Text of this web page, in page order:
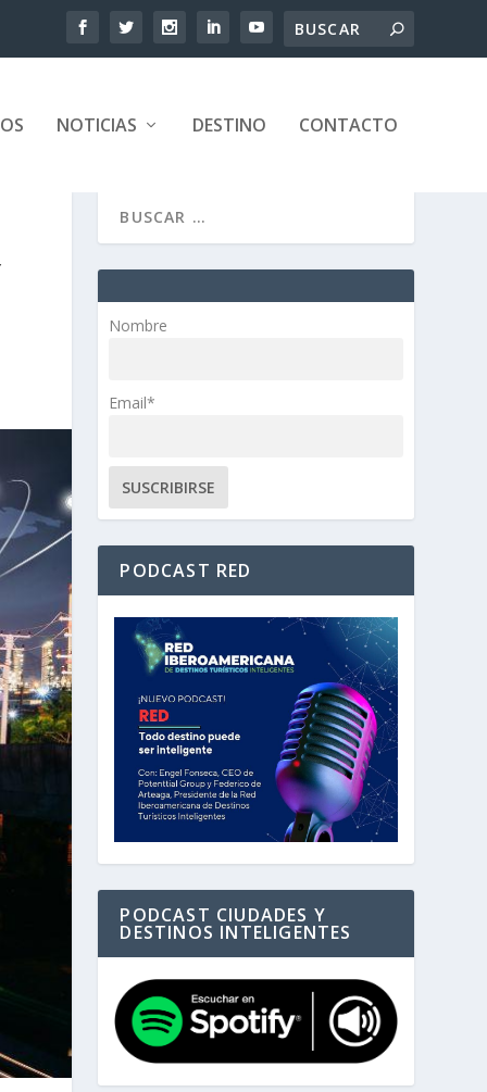
NOTICIAS DESTINO CONTACTO
Nombre
Email*
PODCAST RED
PODCAST CIUDADES Y
DESTINOS INTELIGENTES